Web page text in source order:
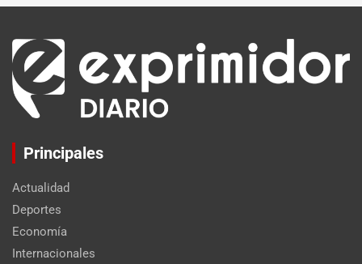
Principales
Actualidad
Deportes
Economía
Internacionales